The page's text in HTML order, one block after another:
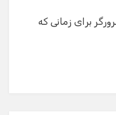
برای زمانی که